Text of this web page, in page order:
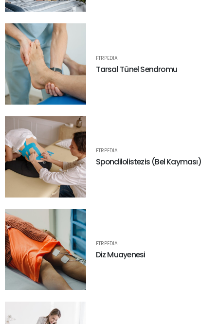
FTRPEDIA
Tarsal Tünel Sendromu
FTRPEDIA
Spondilolistezis (Bel Kayması)
FTRPEDIA
Diz Muayenesi